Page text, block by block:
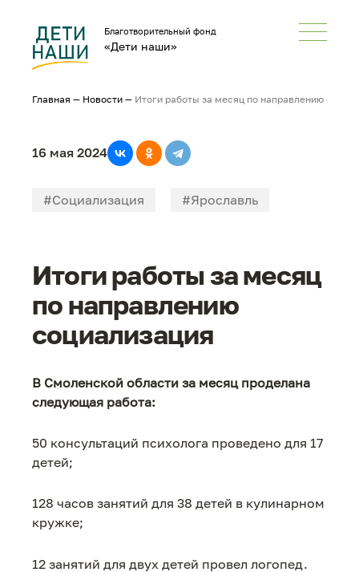
Благотворительный фонд
«Дети наши»
Главная — Новости — Итоги работы за месяц по направлению
16 мая 2024
#Социализация #Ярославль
Итоги работы за месяц
по направлению
социализация
В Смоленской области за месяц проделана
следующая работа:
50 консультаций психолога проведено для 17
детей;
128 часов занятий для 38 детей в кулинарном
кружке;
12 занятий для двух детей провел логопед.